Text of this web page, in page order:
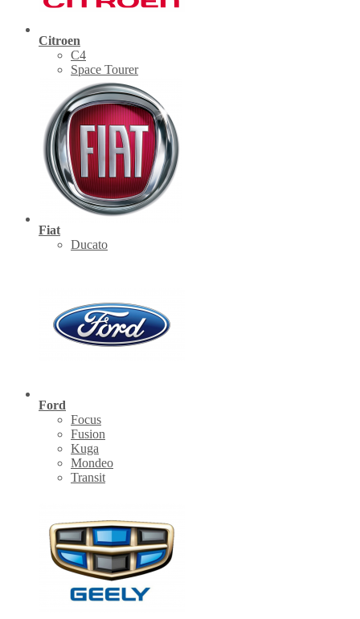
Citroen
C4
Space Tourer
Fiat
Ducato
Ford
Focus
Fusion
Kuga
Mondeo
Transit